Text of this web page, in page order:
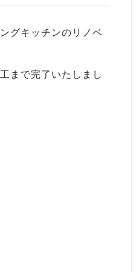
グキッチンのリノベ
まで完了いたしまし